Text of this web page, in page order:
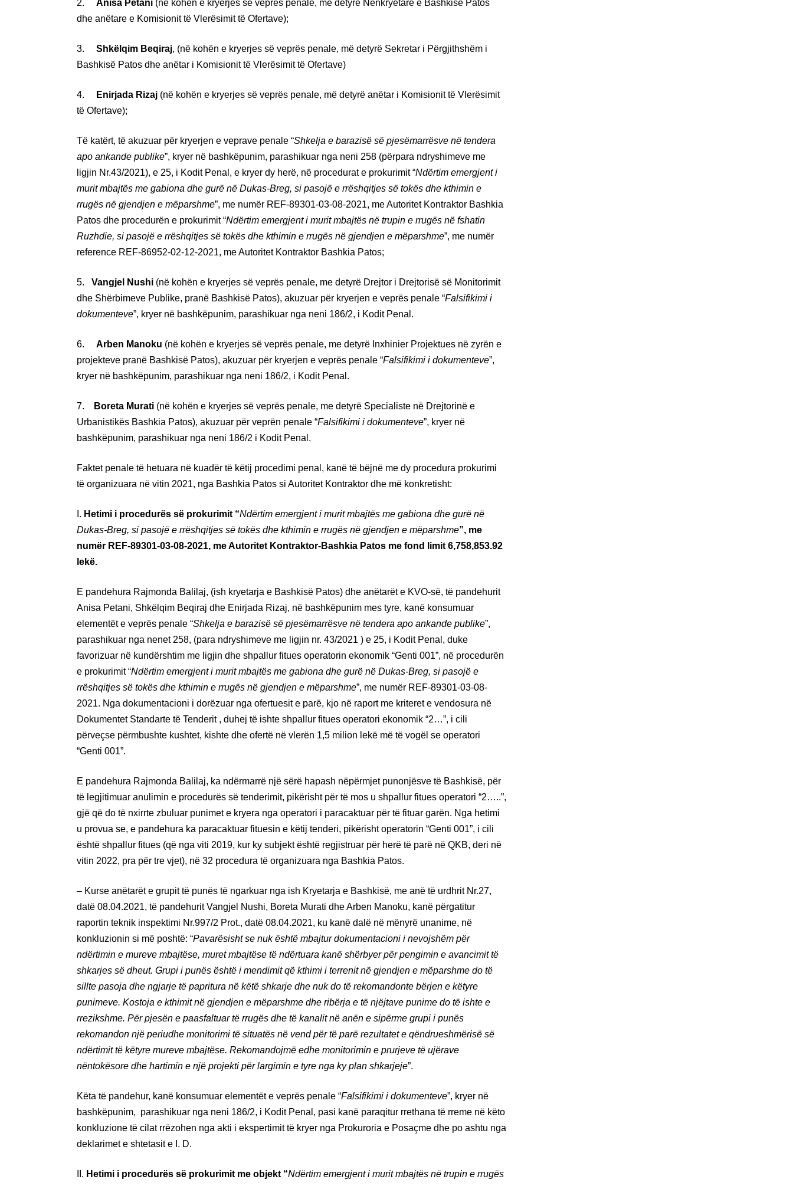
2. Anisa Petani (në kohën e kryerjes së veprës penale, më detyrë Nënkryetare e Bashkisë Patos
dhe anëtare e Komisionit të Vlerësimit të Ofertave);
3. Shkëlqim Beqiraj, (në kohën e kryerjes së veprës penale, më detyrë Sekretar i Përgjithshëm i
Bashkisë Patos dhe anëtar i Komisionit të Vlerësimit të Ofertave)
4. Enirjada Rizaj (në kohën e kryerjes së veprës penale, më detyrë anëtar i Komisionit të Vlerësimit
të Ofertave);
Të katërt, të akuzuar për kryerjen e veprave penale “Shkelja e barazisë së pjesëmarrësve në tendera
apo ankande publike”, kryer në bashkëpunim, parashikuar nga neni 258 (përpara ndryshimeve me
ligjin Nr.43/2021), e 25, i Kodit Penal, e kryer dy herë, në procedurat e prokurimit “Ndërtim emergjent i
murit mbajtës me gabiona dhe gurë në Dukas-Breg, si pasojë e rrëshqitjes së tokës dhe kthimin e
rrugës në gjendjen e mëparshme”, me numër REF-89301-03-08-2021, me Autoritet Kontraktor Bashkia
Patos dhe procedurën e prokurimit “Ndërtim emergjent i murit mbajtës në trupin e rrugës në fshatin
Ruzhdie, si pasojë e rrëshqitjes së tokës dhe kthimin e rrugës në gjendjen e mëparshme”, me numër
reference REF-86952-02-12-2021, me Autoritet Kontraktor Bashkia Patos;
5. Vangjel Nushi (në kohën e kryerjes së veprës penale, me detyrë Drejtor i Drejtorisë së Monitorimit
dhe Shërbimeve Publike, pranë Bashkisë Patos), akuzuar për kryerjen e veprës penale “Falsifikimi i
dokumenteve”, kryer në bashkëpunim, parashikuar nga neni 186/2, i Kodit Penal.
6. Arben Manoku (në kohën e kryerjes së veprës penale, me detyrë Inxhinier Projektues në zyrën e
projekteve pranë Bashkisë Patos), akuzuar për kryerjen e veprës penale “Falsifikimi i dokumenteve”,
kryer në bashkëpunim, parashikuar nga neni 186/2, i Kodit Penal.
7. Boreta Murati (në kohën e kryerjes së veprës penale, me detyrë Specialiste në Drejtorinë e
Urbanistikës Bashkia Patos), akuzuar për veprën penale “Falsifikimi i dokumenteve”, kryer në
bashkëpunim, parashikuar nga neni 186/2 i Kodit Penal.
Faktet penale të hetuara në kuadër të këtij procedimi penal, kanë të bëjnë me dy procedura prokurimi
të organizuara në vitin 2021, nga Bashkia Patos si Autoritet Kontraktor dhe më konkretisht:
I. Hetimi i procedurës së prokurimit “Ndërtim emergjent i murit mbajtës me gabiona dhe gurë në
Dukas-Breg, si pasojë e rrëshqitjes së tokës dhe kthimin e rrugës në gjendjen e mëparshme”, me
numër REF-89301-03-08-2021, me Autoritet Kontraktor-Bashkia Patos me fond limit 6,758,853.92
lekë.
E pandehura Rajmonda Balilaj, (ish kryetarja e Bashkisë Patos) dhe anëtarët e KVO-së, të pandehurit
Anisa Petani, Shkëlqim Beqiraj dhe Enirjada Rizaj, në bashkëpunim mes tyre, kanë konsumuar
elementët e veprës penale “Shkelja e barazisë së pjesëmarrësve në tendera apo ankande publike”,
parashikuar nga nenet 258, (para ndryshimeve me ligjin nr. 43/2021 ) e 25, i Kodit Penal, duke
favorizuar në kundërshtim me ligjin dhe shpallur fitues operatorin ekonomik “Genti 001”, në procedurën
e prokurimit “Ndërtim emergjent i murit mbajtës me gabiona dhe gurë në Dukas-Breg, si pasojë e
rrëshqitjes së tokës dhe kthimin e rrugës në gjendjen e mëparshme”, me numër REF-89301-03-08-
2021. Nga dokumentacioni i dorëzuar nga ofertuesit e parë, kjo në raport me kriteret e vendosura në
Dokumentet Standarte të Tenderit , duhej të ishte shpallur fitues operatori ekonomik “2…”, i cili
përveçse përmbushte kushtet, kishte dhe ofertë në vlerën 1,5 milion lekë më të vogël se operatori
“Genti 001”.
E pandehura Rajmonda Balilaj, ka ndërmarrë një sërë hapash nëpërmjet punonjësve të Bashkisë, për
të legjitimuar anulimin e procedurës së tenderimit, pikërisht për të mos u shpallur fitues operatori “2…..”,
gjë që do të nxirrte zbuluar punimet e kryera nga operatori i paracaktuar për të fituar garën. Nga hetimi
u provua se, e pandehura ka paracaktuar fituesin e këtij tenderi, pikërisht operatorin “Genti 001”, i cili
është shpallur fitues (që nga viti 2019, kur ky subjekt është regjistruar për herë të parë në QKB, deri në
vitin 2022, pra për tre vjet), në 32 procedura të organizuara nga Bashkia Patos.
– Kurse anëtarët e grupit të punës të ngarkuar nga ish Kryetarja e Bashkisë, me anë të urdhrit Nr.27,
datë 08.04.2021, të pandehurit Vangjel Nushi, Boreta Murati dhe Arben Manoku, kanë përgatitur
raportin teknik inspektimi Nr.997/2 Prot., datë 08.04.2021, ku kanë dalë në mënyrë unanime, në
konkluzionin si më poshtë: “Pavarësisht se nuk është mbajtur dokumentacioni i nevojshëm për
ndërtimin e mureve mbajtëse, muret mbajtëse të ndërtuara kanë shërbyer për pengimin e avancimit të
shkarjes së dheut. Grupi i punës është i mendimit që kthimi i terrenit në gjendjen e mëparshme do të
sillte pasoja dhe ngjarje të papritura në këtë shkarje dhe nuk do të rekomandonte bërjen e këtyre
punimeve. Kostoja e kthimit në gjendjen e mëparshme dhe ribërja e të njëjtave punime do të ishte e
rrezikshme. Për pjesën e paasfaltuar të rrugës dhe të kanalit në anën e sipërme grupi i punës
rekomandon një periudhe monitorimi të situatës në vend për të parë rezultatet e qëndrueshmërisë së
ndërtimit të këtyre mureve mbajtëse. Rekomandojmë edhe monitorimin e prurjeve të ujërave
nëntokësore dhe hartimin e një projekti për largimin e tyre nga ky plan shkarjeje”.
Këta të pandehur, kanë konsumuar elementët e veprës penale “Falsifikimi i dokumenteve”, kryer në
bashkëpunim, parashikuar nga neni 186/2, i Kodit Penal, pasi kanë paraqitur rrethana të rreme në këto
konkluzione të cilat rrëzohen nga akti i ekspertimit të kryer nga Prokuroria e Posaçme dhe po ashtu nga
deklarimet e shtetasit e I. D.
II. Hetimi i procedurës së prokurimit me objekt “Ndërtim emergjent i murit mbajtës në trupin e rrugës